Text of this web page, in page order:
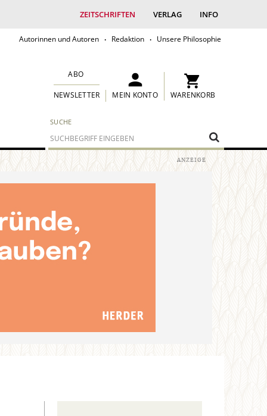
ZEITSCHRIFTEN VERLAG INFO
Autorinnen und Autoren Redaktion Unsere Philosophie
SUCHE
ABO
NEWSLETTER MEIN KONTO WARENKORB